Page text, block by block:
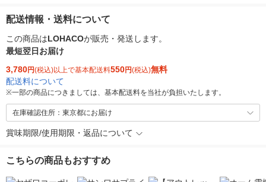
配送情報・送料について
この商品はLOHACOが販売・発送します。
最短翌日お届け
3,780円(税込)以上で基本配送料550円(税込)無料
配送料について
※一部の商品につきましては、基本配送料を当社が負担いたします。
在庫確認住所：東京都にお届け
賞味期限/使用期限・返品について
こちらの商品もおすすめ